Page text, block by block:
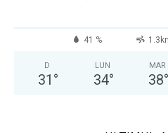
41 %
D
31 °
LUN
34°
MAR
38°